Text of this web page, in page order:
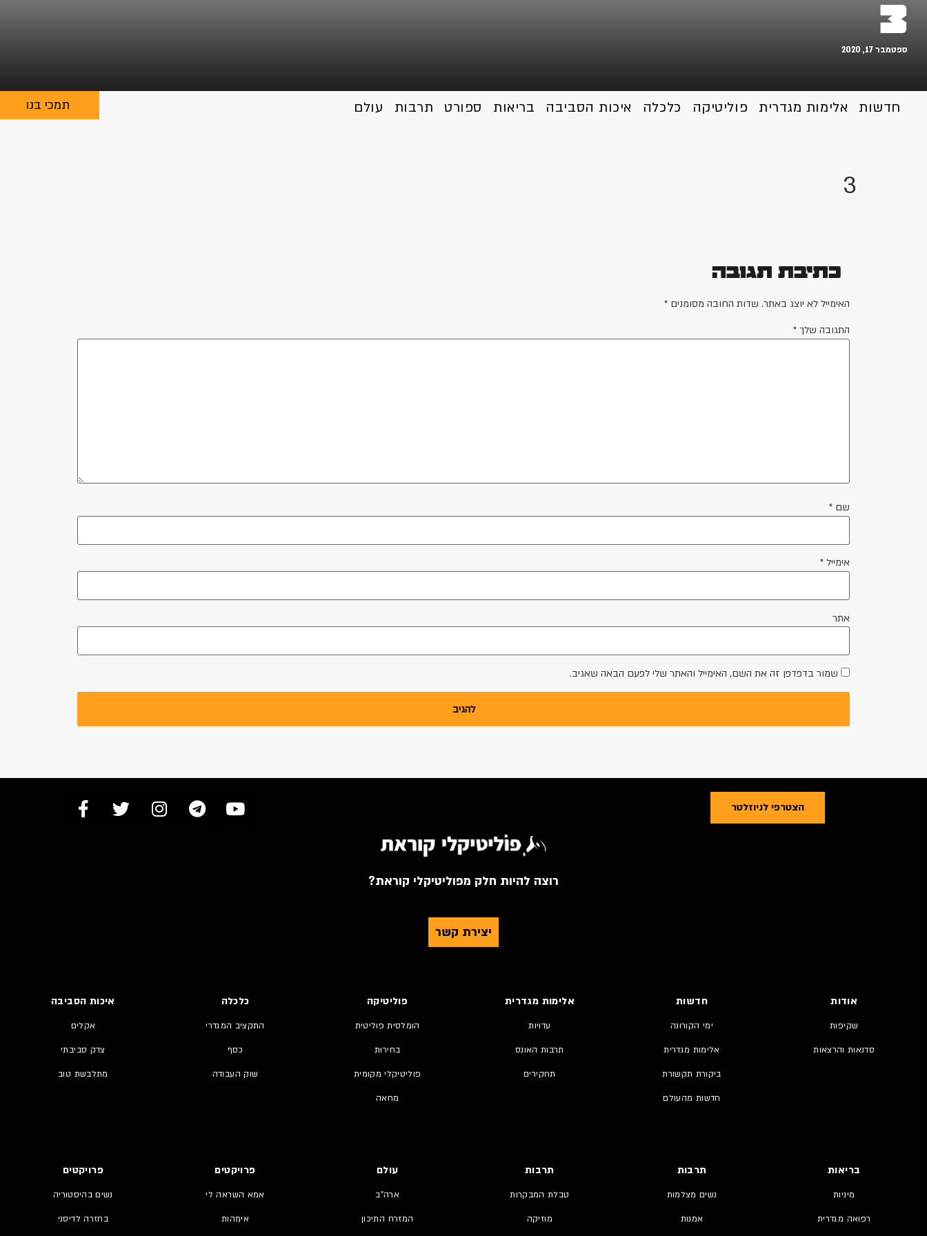
3
ספטמבר 17, 2020
חדשות אלימות מגדרית פוליטיקה כלכלה איכות הסביבה בריאות ספורט תרבות עולם תמכי בנו
3
כתיבת תגובה
האימייל לא יוצג באתר. שדות החובה מסומנים *
התגובה שלך *
שם *
אימייל *
אתר
שמור בדפדפן זה את השם, האימייל והאתר שלי לפעם הבאה שאגיב.
הצטרפי לניוזלטר
רוצה להיות חלק מפוליטיקלי קוראת?
יצירת קשר
אודות
שקיפות
סדנאות והרצאות
חדשות
ימי הקורונה
אלימות מגדרית
ביקורת תקשורת
חדשות מהעולם
אלימות מגדרית
עדויות
תרבות האונס
תחקירים
פוליטיקה
הומלסית פוליטית
בחירות
פוליטיקלי מקומית
מחאה
כלכלה
התקציב המגדרי
כסף
שוק העבודה
איכות הסביבה
אקלים
צדק סביבתי
מתלבשת טוב
בריאות
מיניות
רפואה מגדרית
תרבות
נשים מצלמות
אמנות
תרבות
טבלת המבקרות
מוזיקה
עולם
ארה"ב
המזרח התיכון
פרויקטים
אמא השראה לי
אימהות
פרויקטים
נשים בהיסטוריה
בחזרה לדיסני